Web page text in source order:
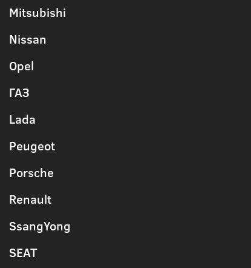
Mitsubishi
Nissan
Opel
ГАЗ
Lada
Peugeot
Porsche
Renault
SsangYong
SEAT